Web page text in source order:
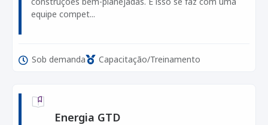
equipe compet...
Sob demanda Capacitação/Treinamento
Energia GTD